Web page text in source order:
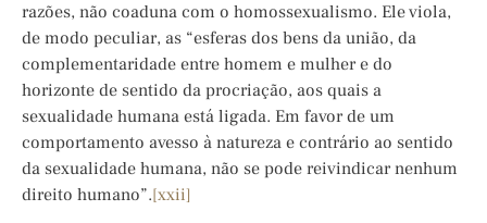
razões, não coaduna com o homossexualismo. Ele viola,
de modo peculiar, as “esferas dos bens da união, da
complementaridade entre homem e mulher e do
horizonte de sentido da procriação, aos quais a
sexualidade humana está ligada. Em favor de um
comportamento avesso à natureza e contrário ao sentido
da sexualidade humana, não se pode reivindicar nenhum
direito humano”.[xxii]